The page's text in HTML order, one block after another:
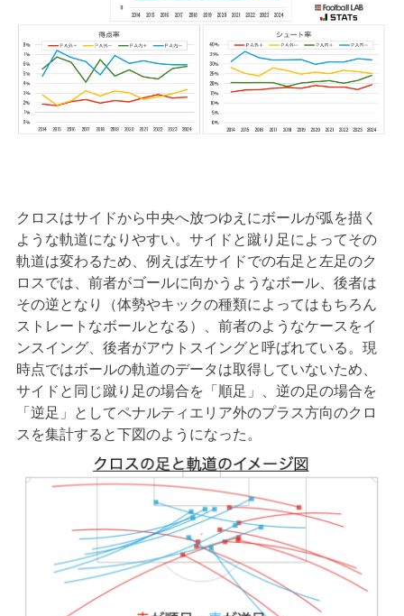
クロスはサイドから中央へ放つゆえにボールが弧を描く
ような軌道になりやすい。サイドと蹴り足によってその
軌道は変わるため、例えば左サイドでの右足と左足のク
ロスでは、前者がゴールに向かうようなボール、後者は
その逆となり（体勢やキックの種類によってはもちろん
ストレートなボールとなる）、前者のようなケースをイ
ンスイング、後者がアウトスイングと呼ばれている。現
時点ではボールの軌道のデータは取得していないため、
サイドと同じ蹴り足の場合を「順足」、逆の足の場合を
「逆足」としてペナルティエリア外のプラス方向のクロ
スを集計すると下図のようになった。